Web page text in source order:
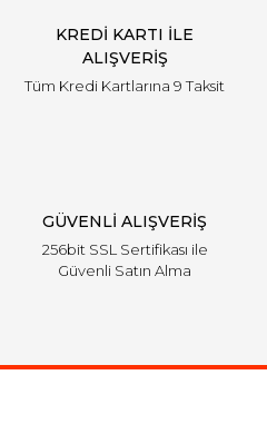
KREDİ KARTI İLE
ALIŞVERİŞ
Tüm Kredi Kartlarına 9 Taksit
GÜVENLİ ALIŞVERİŞ
256bit SSL Sertifikası ile
Güvenli Satın Alma